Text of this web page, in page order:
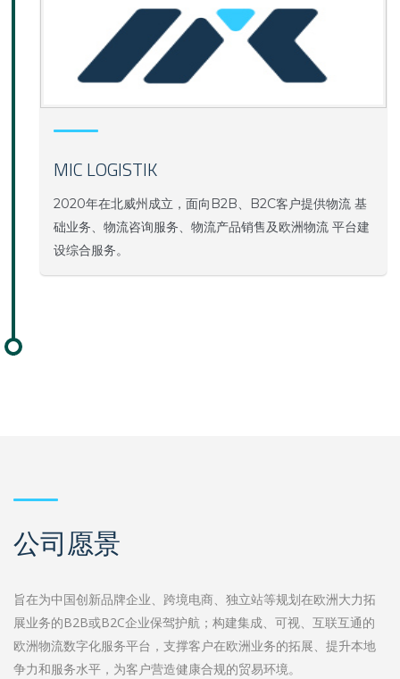
MIC LOGISTIK
2020年在北威州成立，面向B2B、B2C客户提供物流 基
础业务、物流咨询服务、物流产品销售及欧洲物流 平台建
设综合服务。
公司愿景
旨在为中国创新品牌企业、跨境电商、独立站等规划在欧洲大力拓
展业务的B2B或B2C企业保驾护航；构建集成、可视、互联互通的
欧洲物流数字化服务平台，支撑客户在欧洲业务的拓展、提升本地
争力和服务水平，为客户营造健康合规的贸易环境。